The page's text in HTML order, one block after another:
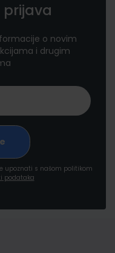
prijava
o novim
i drugim
upoznati s našom politikom
podataka